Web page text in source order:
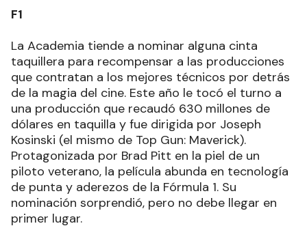
F1
La Academia tiende a nominar alguna cinta
taquillera para recompensar a las producciones
que contratan a los mejores técnicos por detrás
de la magia del cine. Este año le tocó el turno a
una producción que recaudó 630 millones de
dólares en taquilla y fue dirigida por Joseph
Kosinski (el mismo de Top Gun: Maverick).
Protagonizada por Brad Pitt en la piel de un
piloto veterano, la película abunda en tecnología
de punta y aderezos de la Fórmula 1. Su
nominación sorprendió, pero no debe llegar en
primer lugar.